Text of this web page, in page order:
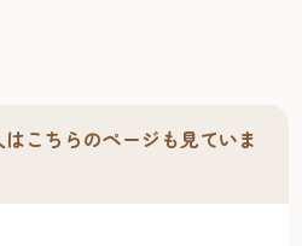
こちらのページも見ていま